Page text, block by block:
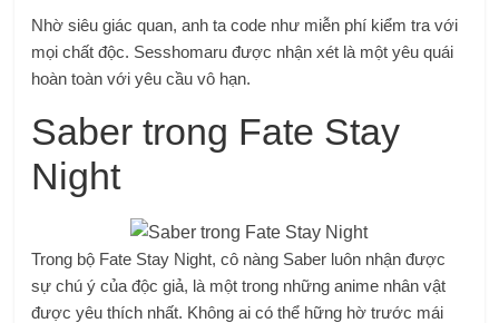
Nhờ siêu giác quan, anh ta code như miễn phí kiểm tra với
mọi chất độc. Sesshomaru được nhận xét là một yêu quái
hoàn toàn với yêu cầu vô hạn.
Saber trong Fate Stay
Night
Trong bộ Fate Stay Night, cô nàng Saber luôn nhận được
sự chú ý của độc giả, là một trong những anime nhân vật
được yêu thích nhất. Không ai có thể hững hờ trước mái